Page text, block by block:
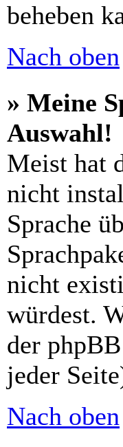
beheben
Nach oben
» Meine
Auswahl!
Meist hat
nicht
Sprache
nicht
würdest.
der
jeder
Nach oben